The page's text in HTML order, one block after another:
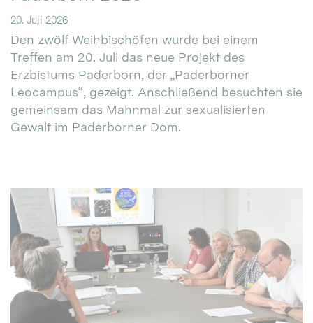
20. Juli 2026
Den zwölf Weihbischöfen wurde bei einem
Treffen am 20. Juli das neue Projekt des
Erzbistums Paderborn, der „Paderborner
Leocampus“, gezeigt. Anschließend besuchten sie
gemeinsam das Mahnmal zur sexualisierten
Gewalt im Paderborner Dom.